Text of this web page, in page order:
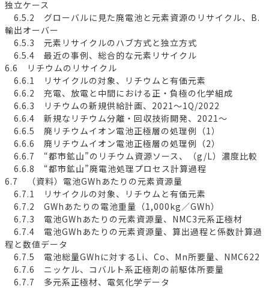
独立ケース
6.5.2 グローバルに見た廃電池と元素資源のリサイクル、B.
輸出オーバー
6.5.3 元素リサイクルのハブ方式と独立方式
6.5.4 最近の事例、総合的な元素リサイクル
6.6 リチウムのリサイクル
6.6.1 リサイクルの対象、リチウムと有価元素
6.6.2 充電、放電と中間における正・負極の化学組成
6.6.3 リチウムの新規供給計画、2021～1Q/2022
6.6.4 新規なリチウム分離・回収技術開発、2021～
6.6.5 廃リチウムイオン電池正極層の処理例（1）
6.6.6 廃リチウムイオン電池正極層の処理例（2）
6.6.7 “都市鉱山”のリチウム資源ソース、（g/L）濃度比較
6.6.8 “都市鉱山”廃電池処理プロセス計算過程
6.7 （資料）電池GWhあたりの元素資源量
6.7.1 リサイクルの対象、リチウムと有価元素
6.7.2 GWhあたりの電池重量（1,000kg／GWh）
6.7.3 電池GWhあたりの元素資源量、NMC3元系正極材
6.7.4 電池GWhあたりの元素資源量、算出過程と係数計算過
程と数値データ
6.7.5 電池総量GWhに対するLi、Co、Mn所要量、NMC622
6.7.6 ニッケル、コバルト系正極剤の前駆体所要量
6.7.7 多元系正極材、電気化学データ